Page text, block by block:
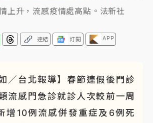
上升，流感疫情處高點。法新社
連結 訂閱 APP
／台北報導】春節連假後門診
流感門急診就診人次較前一周
增10例流感併發重症及6例死